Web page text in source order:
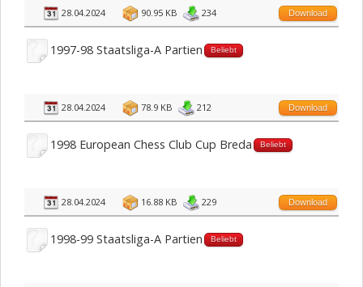
28.04.2024 90.95 KB 234 Download
1997-98 Staatsliga-A Partien Beliebt
28.04.2024 78.9 KB 212 Download
1998 European Chess Club Cup Breda Beliebt
28.04.2024 16.88 KB 229 Download
1998-99 Staatsliga-A Partien Beliebt